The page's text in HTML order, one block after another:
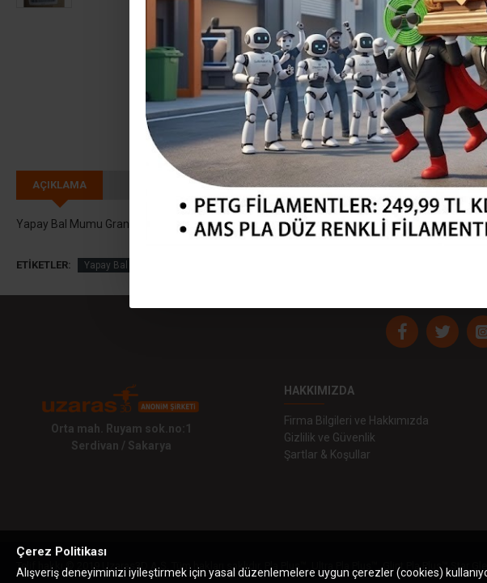
AÇIKLAMA
Yapay Bal Mumu Granül Strahl & Pitsch Usa Üretimi 1000gr - mun1 - Outlet
ETIKETLER: Yapay Bal Mumu Granül Strahl & Pitsch Usa Üretimi 1000gr
Orta mah. Ruyam sok.no:1
Serdivan / Sakarya
HAKKIMIZDA
Firma Bilgileri ve Hakkımızda
Gizlilik ve Güvenlik
Şartlar & Koşullar
Telif hakkı © 2019 Uzaras3D A.Ş. Tüm hakları saklıdır. Pla Plus™, Ultra Pla Plus™, Glint Pla Plus™,Star
Çerez Politikası
Alışveriş deneyiminizi iyileştirmek için yasal düzenlemelere uygun çerezler (cookies)